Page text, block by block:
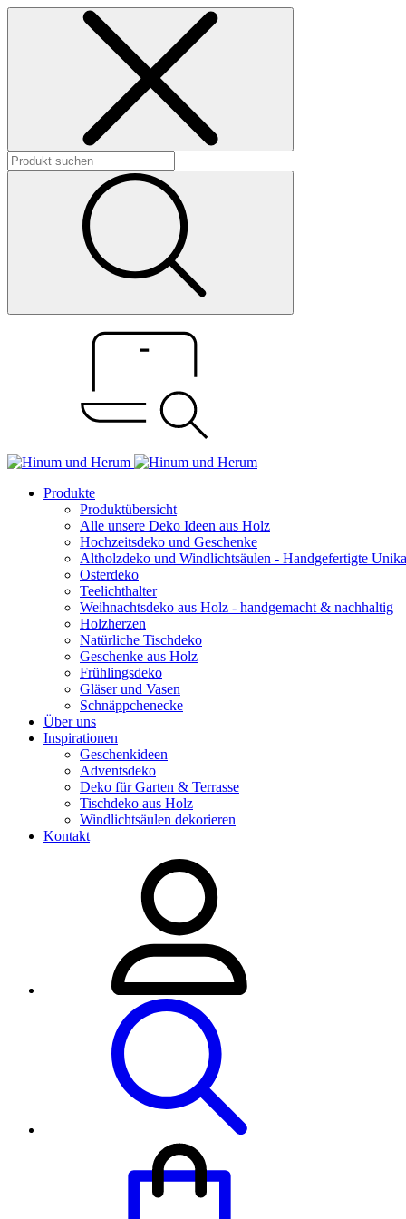
Produkte
Produktübersicht
Alle unsere Deko Ideen aus Holz
Hochzeitsdeko und Geschenke
Altholzdeko und Windlichtsäulen - Handgefertigte
Osterdeko
Teelichthalter
Weihnachts­deko aus Holz - handgemacht & nachhaltig
Holzherzen
Natürliche Tischdeko
Geschenke aus Holz
Frühlingsdeko
Gläser und Vasen
Schnäppchenecke
Über uns
Inspirationen
Geschenkideen
Adventsdeko
Deko für Garten & Terrasse
Tischdeko aus Holz
Windlichtsäulen dekorieren
Kontakt